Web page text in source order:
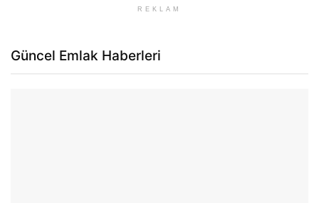
REKLAM
Güncel Emlak Haberleri